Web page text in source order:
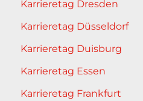
Karrieretag Dresden
Karrieretag Düsseldorf
Karrieretag Duisburg
Karrieretag Essen
Karrieretag Frankfurt